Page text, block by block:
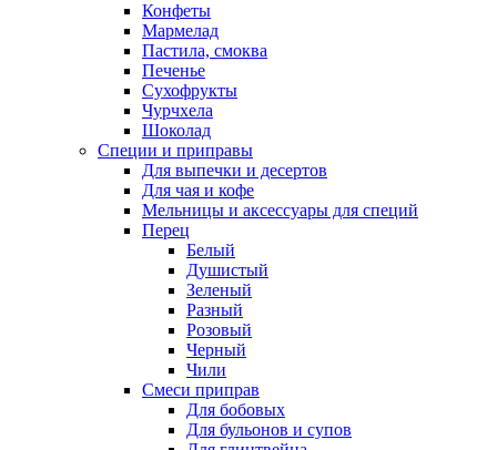
Конфеты
Мармелад
Пастила, смоква
Печенье
Сухофрукты
Чурчхела
Шоколад
Специи и приправы
Для выпечки и десертов
Для чая и кофе
Мельницы и аксессуары для специй
Перец
Белый
Душистый
Зеленый
Разный
Розовый
Черный
Чили
Смеси приправ
Для бобовых
Для бульонов и супов